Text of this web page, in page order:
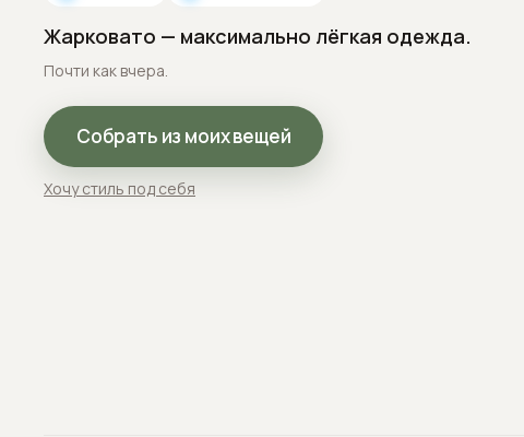
Жарковато — максимально лёгкая одежда.
Почти как вчера.
Собрать из моих вещей
Хочу стиль под себя